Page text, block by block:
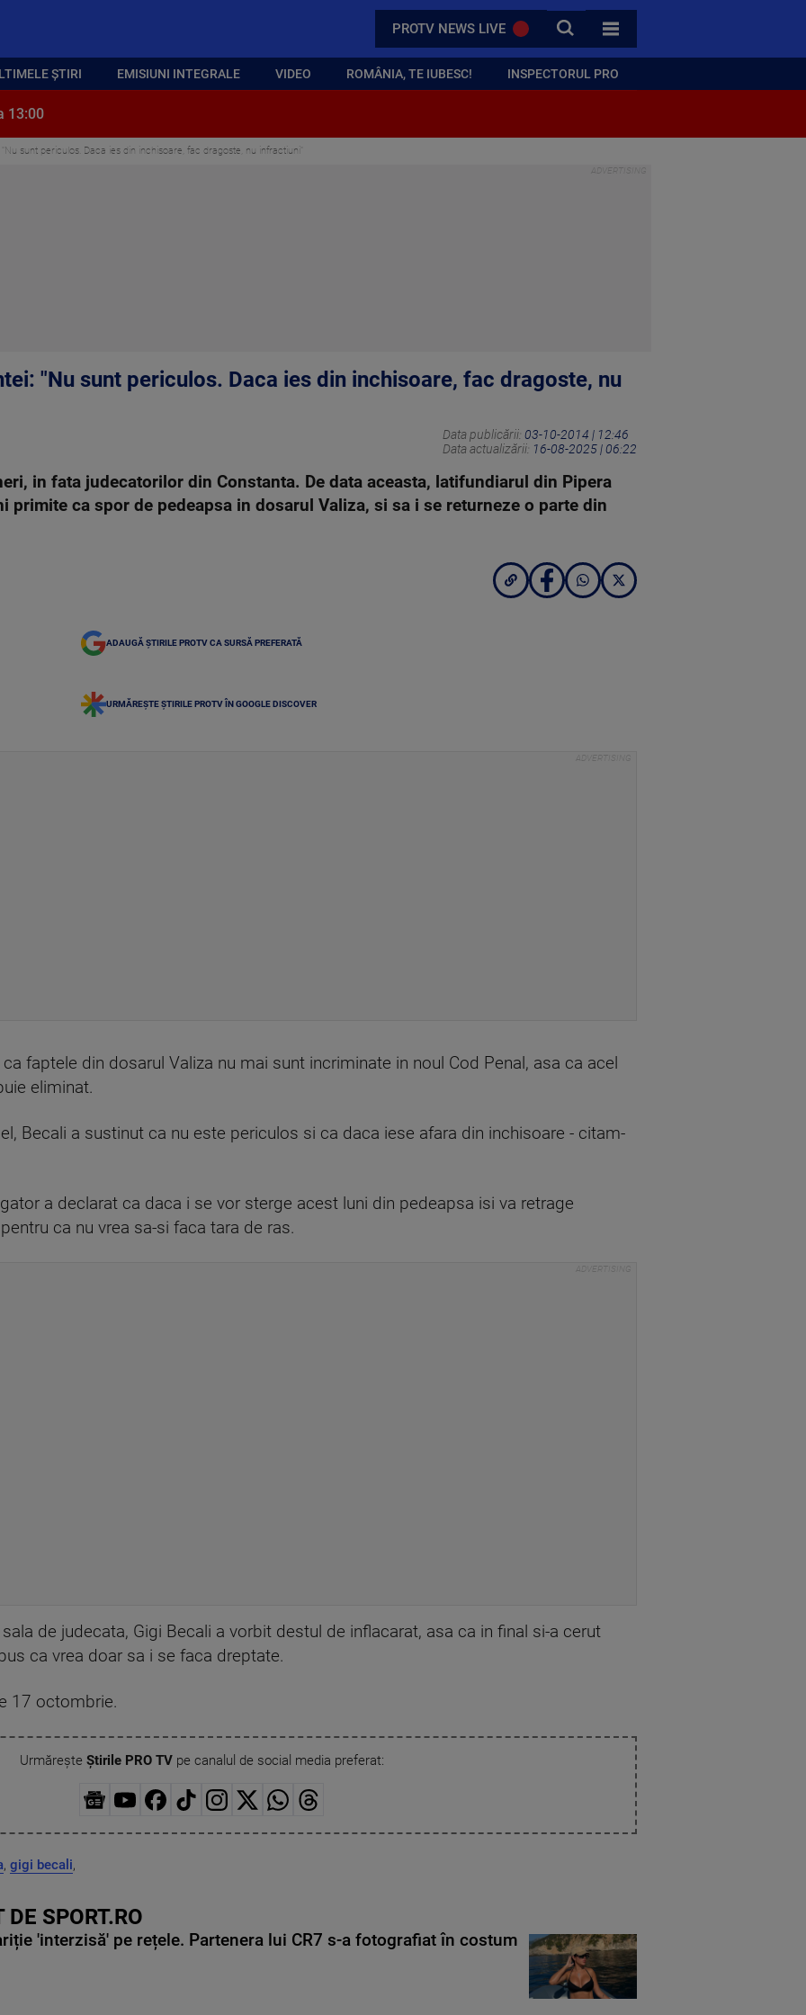
PROTV NEWS LIVE CAUTA
TOATE CATEGORIILE
ȘTIRI EMISIUNI INTEGRALE VIDEO ROMÂNIA, TE IUBESC! INSPECTORUL PRO
13:00
sunt periculos. Daca ies din inchisoare, fac dragoste, nu infractiuni"
"Nu sunt periculos. Daca ies din inchisoare, fac dragoste, nu
Data publicării: 03-10-2014 | 12:46
Data actualizării: 16-08-2025 | 06:22
in fata judecatorilor din Constanta. De data aceasta, latifundiarul din Pipera
primite ca spor de pedeapsa in dosarul Valiza, si sa i se returneze o parte din
ADAUGĂ ȘTIRILE PROTV CA SURSĂ PREFERATĂ
URMĂREȘTE ȘTIRILE PROTV ÎN GOOGLE DISCOVER
faptele din dosarul Valiza nu mai sunt incriminate in noul Cod Penal, asa ca acel
eliminat.
Becali a sustinut ca nu este periculos si ca daca iese afara din inchisoare - citam-
a declarat ca daca i se vor sterge acest luni din pedeapsa isi va retrage
ca nu vrea sa-si faca tara de ras.
de judecata, Gigi Becali a vorbit destul de inflacarat, asa ca in final si-a cerut
ca vrea doar sa i se faca dreptate.
17 octombrie.
Urmărește Știrile PRO TVpe canalul de social media preferat:
, gigi becali,
SPORT.RO
'interzisă' pe rețele. Partenera lui CR7 s-a fotografiat în costum